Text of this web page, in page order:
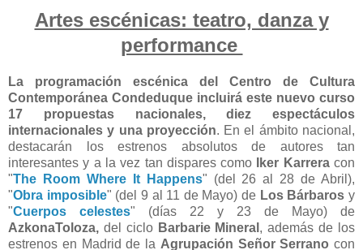
Artes escénicas: teatro, danza y
performance
La programación escénica del Centro de Cultura
Contemporánea Condeduque incluirá este nuevo curso
17 propuestas nacionales, diez espectáculos
internacionales y una proyección. En el ámbito nacional,
destacarán los estrenos absolutos de autores tan
interesantes y a la vez tan dispares como
Iker Karreracon
"The Room Where It Happens" (del 26 al 28 de Abril),
"Obra imposible" (del 9 al 11 de Mayo) de Los Bárbaros y
"Cuerpos celestes" (días 22 y 23 de Mayo) de
AzkonaToloza, del ciclo Barbarie Mineral , además de los
estrenos en Madrid de la Agrupación Señor Serrano con